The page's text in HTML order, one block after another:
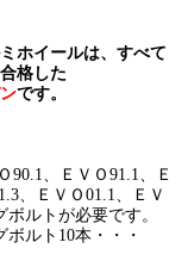
ホイールは、すべて
格した
です。
、ＥＶＯ91.1、Ｅ
、ＥＶＯ01.1、ＥＶ
ルトが必要です。
ルト10本・・・